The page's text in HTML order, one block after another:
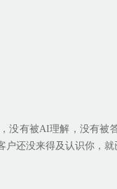
没有被AI理解，没有被
还没来得及认识你，就